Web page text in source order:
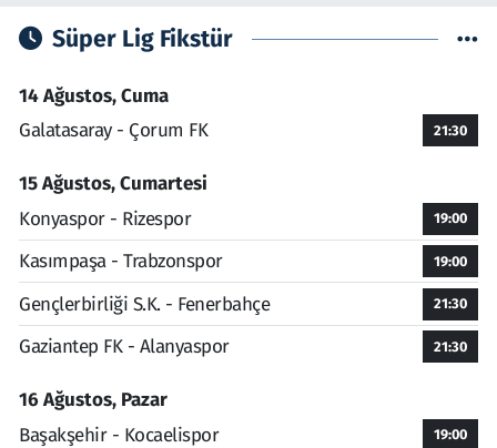
Süper Lig Fikstür
14 Ağustos, Cuma
Galatasaray - Çorum FK
21:30
15 Ağustos, Cumartesi
Konyaspor - Rizespor
19:00
Kasımpaşa - Trabzonspor 19:00
Gençlerbirliği S.K. - Fenerbahçe 21:30
Gaziantep FK - Alanyaspor 21:30
16 Ağustos, Pazar
Başakşehir - Kocaelispor
19:00